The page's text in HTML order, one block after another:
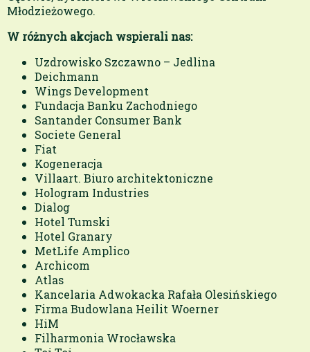
Młodzieżowego.
W różnych akcjach wspierali nas:
Uzdrowisko Szczawno – Jedlina
Deichmann
Wings Development
Fundacja Banku Zachodniego
Santander Consumer Bank
Societe General
Fiat
Kogeneracja
Villaart. Biuro architektoniczne
Hologram Industries
Dialog
Hotel Tumski
Hotel Granary
MetLife Amplico
Archicom
Atlas
Kancelaria Adwokacka Rafała Olesińskiego
Firma Budowlana Heilit Woerner
HiM
Filharmonia Wrocławska